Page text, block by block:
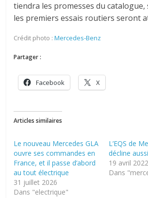
tiendra les promesses du
les premiers essais routiers seront
Crédit photo :Mercedes-Benz
Partager :
Facebook X
Articles similaires
Le nouveau Mercedes GLA
ouvre ses commandes en
France, et il passe d’abord
au tout électrique
31 juillet 2026
Dans "electrique"
L’EQS de
décline
19 avril 2022
Dans